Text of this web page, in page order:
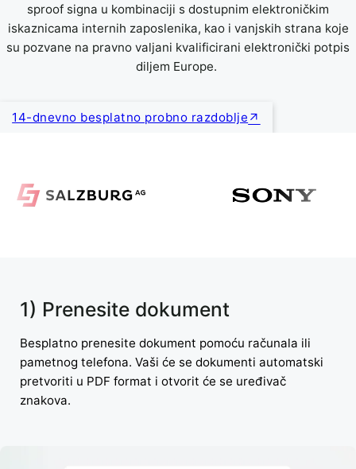
sproof signa u kombinaciji s dostupnim elektroničkim
iskaznicama internih zaposlenika, kao i vanjskih strana koje
su pozvane na pravno valjani kvalificirani elektronički potpis
diljem Europe.
14-dnevno besplatno probno razdoblje
1) Prenesite dokument
Besplatno prenesite dokument pomoću računala ili
pametnog telefona. Vaši će se dokumenti automatski
pretvoriti u PDF format i otvorit će se uređivač
znakova.